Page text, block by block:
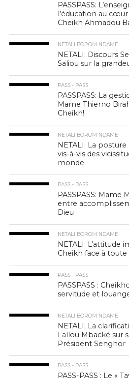
PASSPASS:
l’éducation au
Cheikh Ahmadou
NETALI BOROM NDAME
NETALI: Discours
Saliou sur la
PASS - PASS
PASSPASS: La
Mame Thierno
Cheikh!
NETALI BOROM NDAME
NETALI: La posture
vis-à-vis des
monde
PASS - PASS
PASSPASS: Mame
entre
Dieu
NETALI BOROM NDAME
NETALI: L’attitude
Cheikh face à toute
PASS - PASS
PASSPASS :
servitude et
NETALI BOROM NDAME
NETALI: La
Fallou Mbacké sur
Président Senghor
PASS - PASS
PASS-PASS : Le «